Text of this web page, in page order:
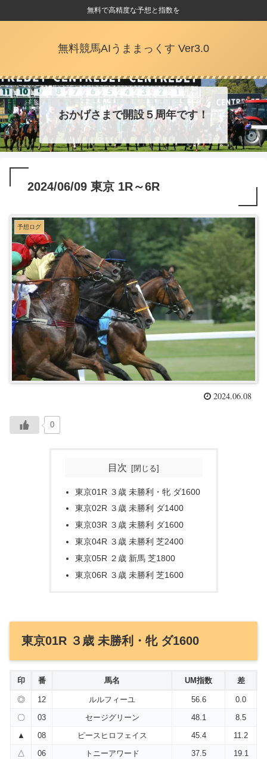
無料で高精度な予想と指数を
無料競馬AIうままっくす Ver3.0
おかげさまで開設５周年です！
2024/06/09 東京 1R～6R
予想ログ
2024.06.08
0
目次
東京01R ３歳 未勝利・牝 ダ1600
東京02R ３歳 未勝利 ダ1400
東京03R ３歳 未勝利 ダ1600
東京04R ３歳 未勝利 芝2400
東京05R ２歳 新馬 芝1800
東京06R ３歳 未勝利 芝1600
東京01R ３歳 未勝利・牝 ダ1600
印 番 馬名 UM指数 差
◎ 12 ルルフィーユ 56.6
0.0
〇
03 セージグリーン 48.1
8.5
▲
08 ピースヒロフェイス 45.4
11.2
△
06 トニーアワード 37.5
19.1